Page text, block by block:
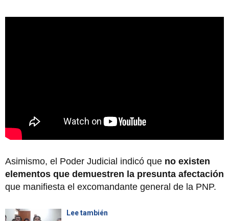
Asimismo, el Poder Judicial indicó que no existen
elementos que demuestren la presunta afectación
que manifiesta el excomandante general de la PNP.
Lee también